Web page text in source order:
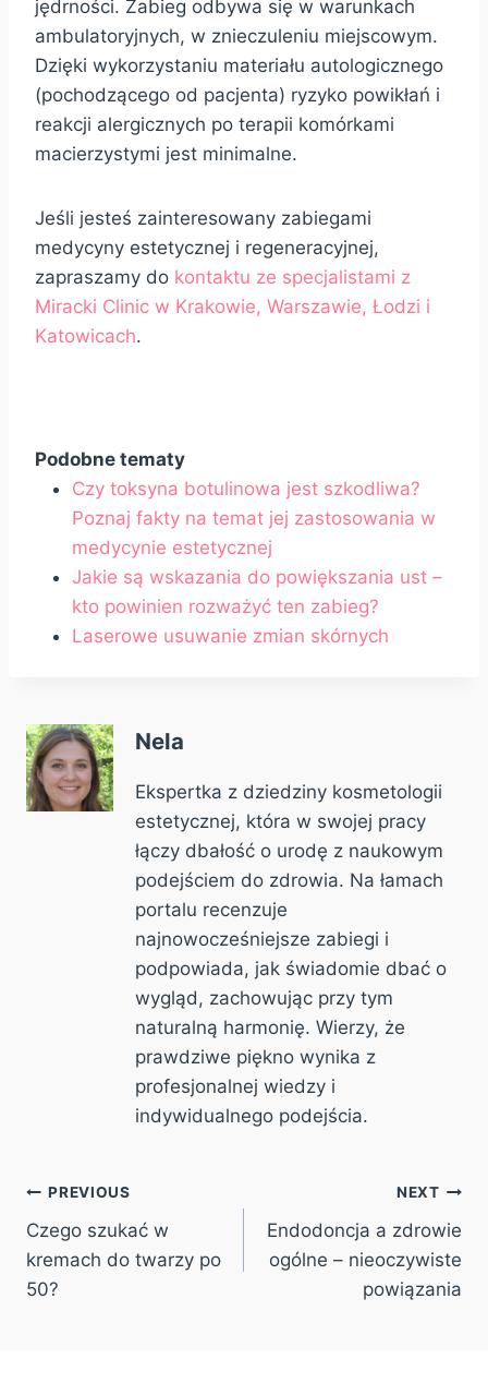
jędrności. Zabieg odbywa się w warunkach
ambulatoryjnych, w znieczuleniu miejscowym.
Dzięki wykorzystaniu materiału autologicznego
(pochodzącego od pacjenta) ryzyko powikłań i
reakcji alergicznych po terapii komórkami
macierzystymi jest minimalne.
Jeśli jesteś zainteresowany zabiegami
medycyny estetycznej i regeneracyjnej,
zapraszamy do kontaktu ze specjalistami z
Miracki Clinic w Krakowie, Warszawie, Łodzi i
Katowicach.
Podobne tematy
Czy toksyna botulinowa jest szkodliwa?
Poznaj fakty na temat jej zastosowania w
medycynie estetycznej
Jakie są wskazania do powiększania ust –
kto powinien rozważyć ten zabieg?
Laserowe usuwanie zmian skórnych
Nela
Ekspertka z dziedziny kosmetologii
estetycznej, która w swojej pracy
łączy dbałość o urodę z naukowym
podejściem do zdrowia. Na łamach
portalu recenzuje
najnowocześniejsze zabiegi i
podpowiada, jak świadomie dbać o
wygląd, zachowując przy tym
naturalną harmonię. Wierzy, że
prawdziwe piękno wynika z
profesjonalnej wiedzy i
indywidualnego podejścia.
Post
navigation
PREVIOUS
Czego szukać w
kremach do twarzy po
50?
NEXT
Endodoncja a zdrowie
ogólne – nieoczywiste
powiązania